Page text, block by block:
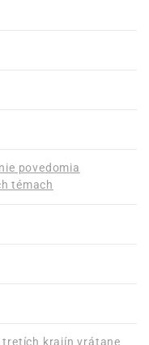
povedomia
témach
krajín vrátane